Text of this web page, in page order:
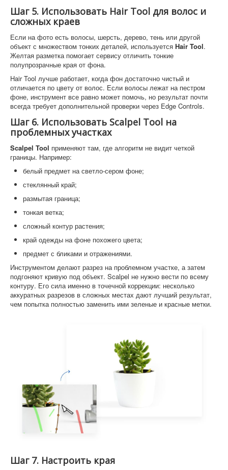
Шаг 5. Использовать Hair Tool для волос и
сложных краев
Если на фото есть волосы, шерсть, дерево, тень или другой
объект с множеством тонких деталей, используется Hair Tool.
Желтая разметка помогает сервису отличить тонкие
полупрозрачные края от фона.
Hair Tool лучше работает, когда фон достаточно чистый и
отличается по цвету от волос. Если волосы лежат на пестром
фоне, инструмент все равно может помочь, но результат почти
всегда требует дополнительной проверки через Edge Controls.
Шаг 6. Использовать Scalpel Tool на
проблемных участках
Scalpel Tool применяют там, где алгоритм не видит четкой
границы. Например:
белый предмет на светло-сером фоне;
стеклянный край;
размытая граница;
тонкая ветка;
сложный контур растения;
край одежды на фоне похожего цвета;
предмет с бликами и отражениями.
Инструментом делают разрез на проблемном участке, а затем
подгоняют кривую под объект. Scalpel не нужно вести по всему
контуру. Его сила именно в точечной коррекции: несколько
аккуратных разрезов в сложных местах дают лучший результат,
чем попытка полностью заменить ими зеленые и красные метки.
Шаг 7. Настроить края